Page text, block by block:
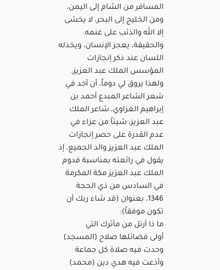
المسافر من الشام إلى اليمن،
ومن الخليج إلى البحر، لا يخشى
إلا الله والذئب على غنمه.
والحقيقة، يعجز الإنسان، ويخذله
اللسان عند ذكر إنجازات
المؤسس الملك عبد العزيز،
ولهذا يروق لي دوماً، أن أجد في
شعر الشاعر المبدع أحمد بن
إبراهيم الغزاوي، شاعر الملك
عبد العزيز، شيئاً من عزاء في
عدم القدرة على حصر إنجازات
الملك عبد العزيز والد الجميع، إذ
يقول في رائعته بمناسبة قدوم
الملك عبد العزيز مكة المكرمة
في السادس من ذي الحجة
1346، بعنوان (قد شاء ربك أن
تكون موفقاً):
ما ذا أرتل من مآثرك التي
أولى فضائلها صلاح (المسجد)
وحدت فيه صلاة كل جماعة
وأذعت فيه هدي دين (محمد)